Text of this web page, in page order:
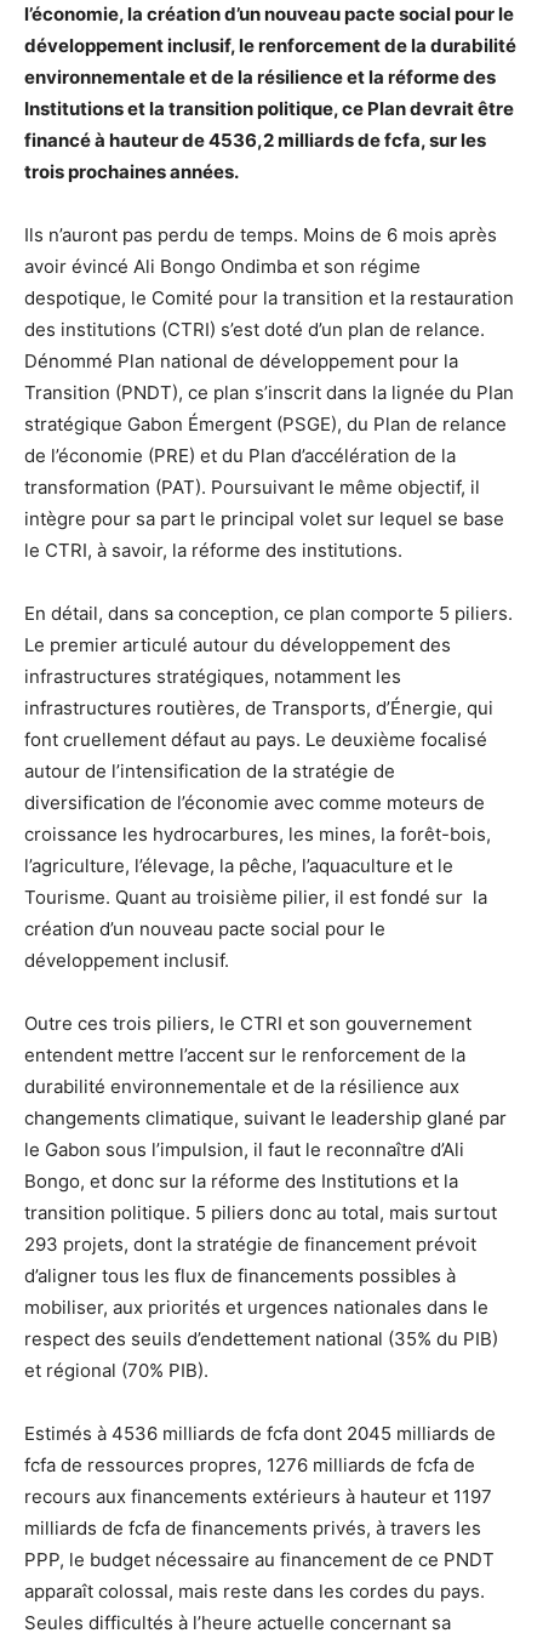
l’économie, la création d’un nouveau pacte social pour le
développement inclusif, le renforcement de la durabilité
environnementale et de la résilience et la réforme des
Institutions et la transition politique, ce Plan devrait être
financé à hauteur de 4536,2 milliards de fcfa, sur les
trois prochaines années.
Ils n’auront pas perdu de temps. Moins de 6 mois après
avoir évincé Ali Bongo Ondimba et son régime
despotique, le Comité pour la transition et la restauration
des institutions (CTRI) s’est doté d’un plan de relance.
Dénommé Plan national de développement pour la
Transition (PNDT), ce plan s’inscrit dans la lignée du Plan
stratégique Gabon Émergent (PSGE), du Plan de relance
de l’économie (PRE) et du Plan d’accélération de la
transformation (PAT). Poursuivant le même objectif, il
intègre pour sa part le principal volet sur lequel se base
le CTRI, à savoir, la réforme des institutions.
En détail, dans sa conception, ce plan comporte 5 piliers.
Le premier articulé autour du développement des
infrastructures stratégiques, notamment les
infrastructures routières, de Transports, d’Énergie, qui
font cruellement défaut au pays. Le deuxième focalisé
autour de l’intensification de la stratégie de
diversification de l’économie avec comme moteurs de
croissance les hydrocarbures, les mines, la forêt-bois,
l’agriculture, l’élevage, la pêche, l’aquaculture et le
Tourisme. Quant au troisième pilier, il est fondé sur la
création d’un nouveau pacte social pour le
développement inclusif.
Outre ces trois piliers, le CTRI et son gouvernement
entendent mettre l’accent sur le renforcement de la
durabilité environnementale et de la résilience aux
changements climatique, suivant le leadership glané par
le Gabon sous l’impulsion, il faut le reconnaître d’Ali
Bongo, et donc sur la réforme des Institutions et la
transition politique. 5 piliers donc au total, mais surtout
293 projets, dont la stratégie de financement prévoit
d’aligner tous les flux de financements possibles à
mobiliser, aux priorités et urgences nationales dans le
respect des seuils d’endettement national (35% du PIB)
et régional (70% PIB).
Estimés à 4536 milliards de fcfa dont 2045 milliards de
fcfa de ressources propres, 1276 milliards de fcfa de
recours aux financements extérieurs à hauteur et 1197
milliards de fcfa de financements privés, à travers les
PPP, le budget nécessaire au financement de ce PNDT
apparaît colossal, mais reste dans les cordes du pays.
Seules difficultés à l’heure actuelle concernant sa